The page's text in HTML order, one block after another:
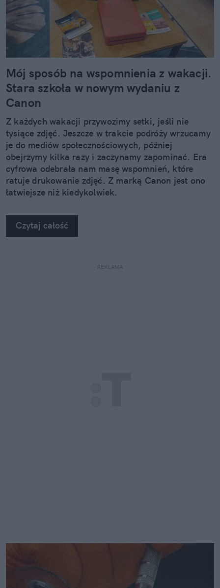
Mój sposób na wspomnienia z wakacji.
Stara szkoła w nowym wydaniu z
Canon
Z każdych wakacji przywozimy setki, jeśli nie
tysiące zdjęć. Jeszcze w trakcie podróży wrzucamy
je do mediów społecznościowych, później
obejrzymy kilka razy i zaczynamy zapominać. Era
cyfrowa odebrała nam masę wspomnień, które
ratuje drukowanie zdjęć. Z marką Canon jest ono
łatwiejsze niż kiedykolwiek.
Czytaj całość
REKLAMA